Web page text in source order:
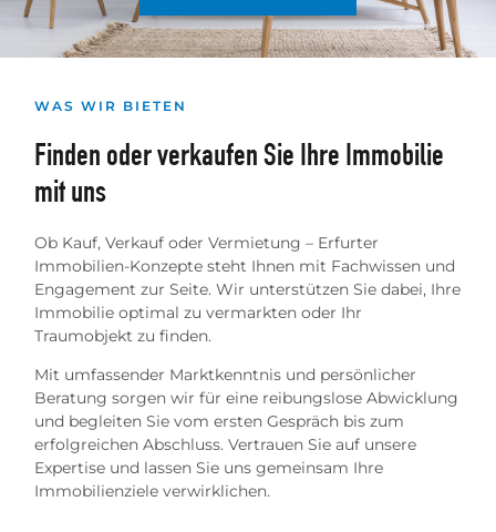
WAS WIR BIETEN
Finden oder verkaufen Sie Ihre Immobilie
mit uns
Ob Kauf, Verkauf oder Vermietung – Erfurter
Immobilien-Konzepte steht Ihnen mit Fachwissen und
Engagement zur Seite. Wir unterstützen Sie dabei, Ihre
Immobilie optimal zu vermarkten oder Ihr
Traumobjekt zu finden.
Mit umfassender Marktkenntnis und persönlicher
Beratung sorgen wir für eine reibungslose Abwicklung
und begleiten Sie vom ersten Gespräch bis zum
erfolgreichen Abschluss. Vertrauen Sie auf unsere
Expertise und lassen Sie uns gemeinsam Ihre
Immobilienziele verwirklichen.